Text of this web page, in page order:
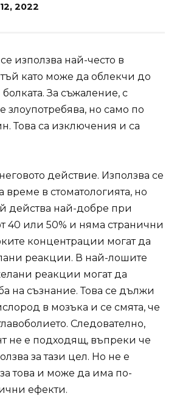
2022
използва най-често в
тъй като може да облекчи до
За съжаление, с
злоупотребява, но само по
Това са изключения и са
действие. Използва се
време в стоматологията, но
действа най-добре при
40 или 50% и няма странични
концентрации могат да
реакции. В най-лошите
реакции могат да
на съзнание. Това се дължи
в мозъка и се смята, че
Следователно,
не е подходящ, въпреки че
за тази цел. Но не е
това и може да има по-
ефекти.